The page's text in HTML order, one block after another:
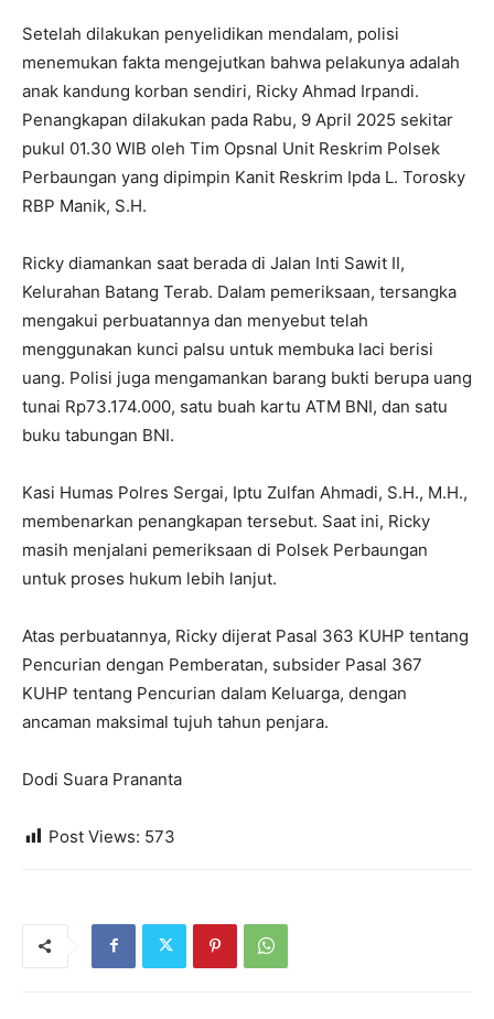
Setelah dilakukan penyelidikan mendalam, polisi
menemukan fakta mengejutkan bahwa pelakunya adalah
anak kandung korban sendiri, Ricky Ahmad Irpandi.
Penangkapan dilakukan pada Rabu, 9 April 2025 sekitar
pukul 01.30 WIB oleh Tim Opsnal Unit Reskrim Polsek
Perbaungan yang dipimpin Kanit Reskrim Ipda L. Torosky
RBP Manik, S.H.
Ricky diamankan saat berada di Jalan Inti Sawit II,
Kelurahan Batang Terab. Dalam pemeriksaan, tersangka
mengakui perbuatannya dan menyebut telah
menggunakan kunci palsu untuk membuka laci berisi
uang. Polisi juga mengamankan barang bukti berupa uang
tunai Rp73.174.000, satu buah kartu ATM BNI, dan satu
buku tabungan BNI.
Kasi Humas Polres Sergai, Iptu Zulfan Ahmadi, S.H., M.H.,
membenarkan penangkapan tersebut. Saat ini, Ricky
masih menjalani pemeriksaan di Polsek Perbaungan
untuk proses hukum lebih lanjut.
Atas perbuatannya, Ricky dijerat Pasal 363 KUHP tentang
Pencurian dengan Pemberatan, subsider Pasal 367
KUHP tentang Pencurian dalam Keluarga, dengan
ancaman maksimal tujuh tahun penjara.
Dodi Suara Prananta
Post Views: 573